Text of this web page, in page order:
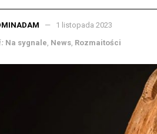
1 listopada 2023
Na sygnale News Rozmaitości